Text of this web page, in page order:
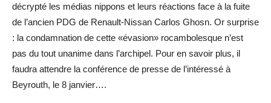
décrypté les médias nippons et leurs réactions face à la fuite
de l’ancien PDG de Renault-Nissan Carlos Ghosn. Or surprise
: la condamnation de cette «évasion» rocambolesque n’est
pas du tout unanime dans l’archipel. Pour en savoir plus, il
faudra attendre la conférence de presse de l’intéressé à
Beyrouth, le 8 janvier….